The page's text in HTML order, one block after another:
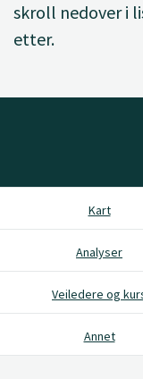
skroll nedover i
etter.
Kart
Analyser
Veiledere og
Annet